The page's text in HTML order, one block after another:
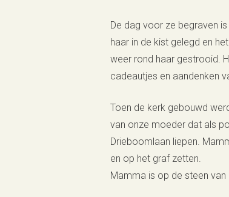
De dag voor ze begraven
haar in de kist gelegd en
weer rond haar gestrooid.
cadeautjes en aandenken
Toen de kerk gebouwd
van onze moeder dat als
Drieboomlaan liepen.
en op het graf zetten.
Mamma is op de steen van